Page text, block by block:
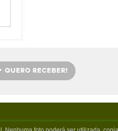
5 PRAIAS DE